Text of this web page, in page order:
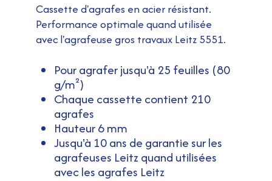
Cassette d'agrafes en acier résistant.
Performance optimale quand utilisée
avec l'agrafeuse gros travaux Leitz 5551.
Pour agrafer jusqu'à 25 feuilles (80
g/m²)
Chaque cassette contient 210
agrafes
Hauteur 6 mm
Jusqu'à 10 ans de garantie sur les
agrafeuses Leitz quand utilisées
avec les agrafes Leitz